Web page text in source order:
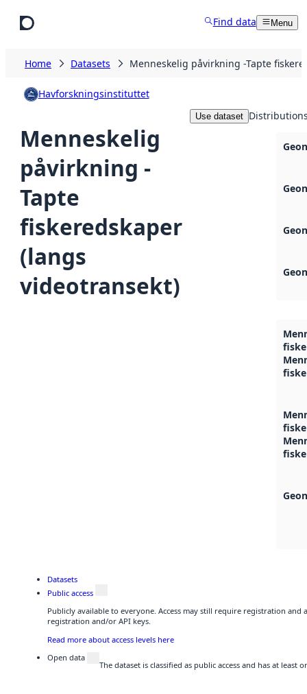
Find data Menu
Home Datasets Menneskelig påvirkning -Tapte
Havforskningsinstituttet
Menneskelig
påvirkning -
Tapte
fiskeredskaper
(langs
videotransekt)
Use dataset
Datasets
Public access
Publicly available to everyone. Access may still require registration and
registration and/or API keys.
Read more about access levels here
Open data
The dataset is classified as public access and has at